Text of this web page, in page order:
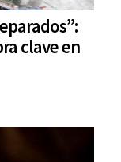
clave en